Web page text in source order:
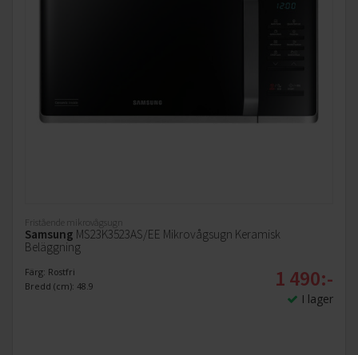
Fristående mikrovågsugn
Samsung MS23K3523AS/EE Mikrovågsugn Keramisk
Beläggning
Färg: Rostfri
Bredd (cm): 48.9
1 490:-
I lager